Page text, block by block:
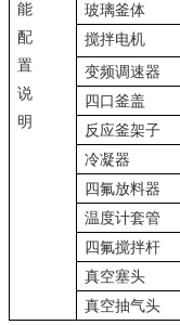
能
配
置
说
明
玻璃釜体
搅拌电机
变频调速器
四口釜盖
反应釜架子
冷凝器
四氟放料器
温度计套管
四氟搅拌杆
真空塞头
真空抽气头